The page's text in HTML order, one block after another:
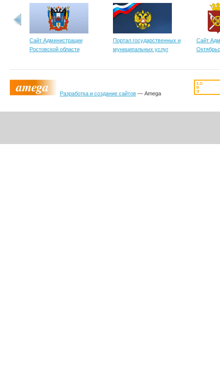
Сайт Администрации
Ростовской области
Портал государственных и
муниципальных услуг
Сайт
Разработка и создание сайтов— Amega